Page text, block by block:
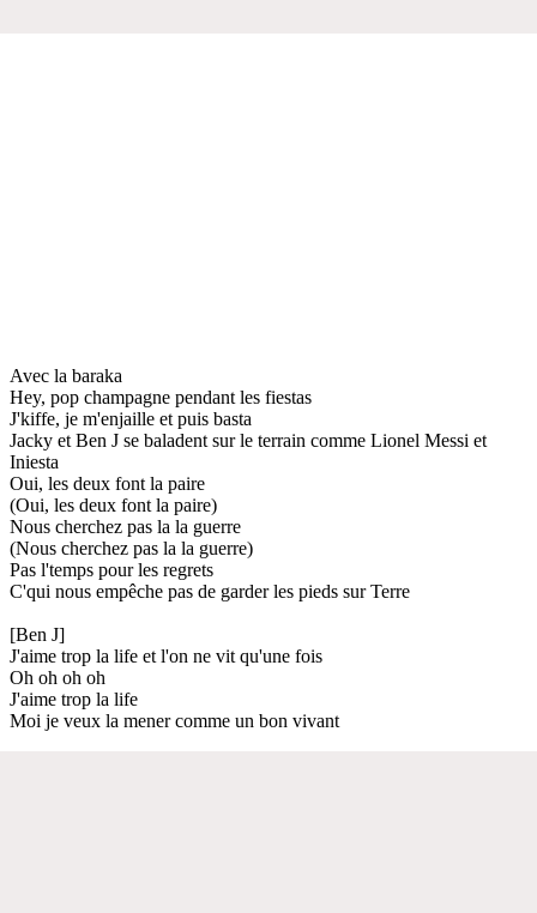
Avec la baraka
Hey, pop champagne pendant les fiestas
J'kiffe, je m'enjaille et puis basta
Jacky et Ben J se baladent sur le terrain comme Lionel Messi et
Iniesta
Oui, les deux font la paire
(Oui, les deux font la paire)
Nous cherchez pas la la guerre
(Nous cherchez pas la la guerre)
Pas l'temps pour les regrets
C'qui nous empêche pas de garder les pieds sur Terre
[Ben J]
J'aime trop la life et l'on ne vit qu'une fois
Oh oh oh oh
J'aime trop la life
Moi je veux la mener comme un bon vivant